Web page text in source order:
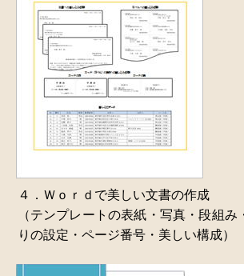
４．Ｗｏｒｄで美しい文書の作成
（テンプレートの表紙・写真・段組み
りの設定・ページ番号・美しい構成）